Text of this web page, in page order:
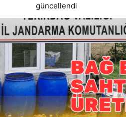
güncellendi